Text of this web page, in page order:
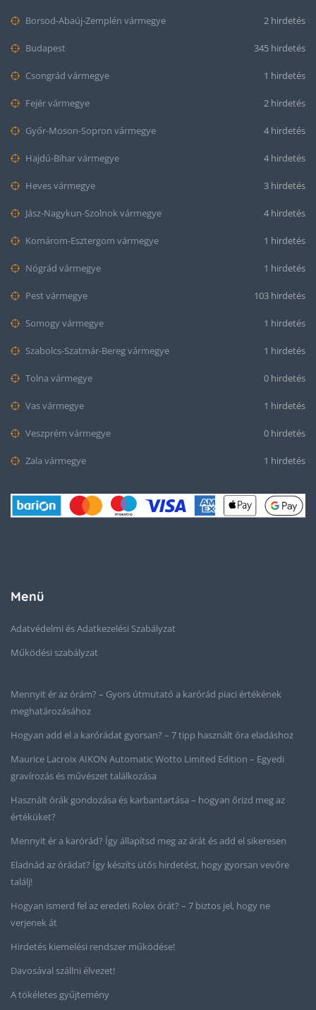
Borsod-Abaúj-Zemplén vármegye 2 hirdetés
Budapest 345 hirdetés
Csongrád vármegye 1 hirdetés
Fejér vármegye 2 hirdetés
Győr-Moson-Sopron vármegye 4 hirdetés
Hajdú-Bihar vármegye 4 hirdetés
Heves vármegye 3 hirdetés
Jász-Nagykun-Szolnok vármegye 4 hirdetés
Komárom-Esztergom vármegye 1 hirdetés
Nógrád vármegye 1 hirdetés
Pest vármegye 103 hirdetés
Somogy vármegye 1 hirdetés
Szabolcs-Szatmár-Bereg vármegye 1 hirdetés
Tolna vármegye 0 hirdetés
Vas vármegye 1 hirdetés
Veszprém vármegye 0 hirdetés
Zala vármegye 1 hirdetés
Menü
Adatvédelmi és Adatkezelési Szabályzat
Működési szabályzat
Mennyit ér az órám? – Gyors útmutató a karórád piaci értékének
meghatározásához
Hogyan add el a karórádat gyorsan? – 7 tipp használt óra eladáshoz
Maurice Lacroix AIKON Automatic Wotto Limited Edition – Egyedi
gravírozás és művészet találkozása
Használt órák gondozása és karbantartása – hogyan őrizd meg az
értéküket?
Mennyit ér a karórád? Így állapítsd meg az árát és add el sikeresen
Eladnád az órádat? Így készíts ütős hirdetést, hogy gyorsan vevőre
találj!
Hogyan ismerd fel az eredeti Rolex órát? – 7 biztos jel, hogy ne
verjenek át
Hirdetés kiemelési rendszer működése!
Davosával szállni élvezet!
A tökéletes gyűjtemény